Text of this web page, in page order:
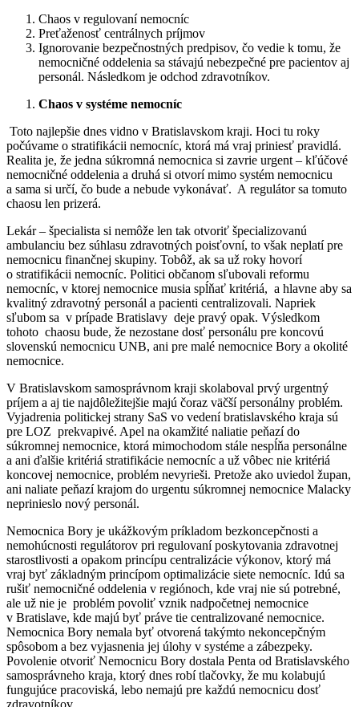
Chaos v regulovaní nemocníc
Preťaženosť centrálnych príjmov
Ignorovanie bezpečnostných predpisov, čo vedie k tomu, že
nemocničné oddelenia sa stávajú nebezpečné pre pacientov aj
personál. Následkom je odchod zdravotníkov.
Chaos v systéme nemocníc
Toto najlepšie dnes vidno v Bratislavskom kraji. Hoci tu roky
počúvame o stratifikácii nemocníc, ktorá má vraj priniesť pravidlá.
Realita je, že jedna súkromná nemocnica si zavrie urgent – kľúčové
nemocničné oddelenia a druhá si otvorí mimo systém nemocnicu
a sama si určí, čo bude a nebude vykonávať. A regulátor sa tomuto
chaosu len prizerá.
Lekár – špecialista si nemôže len tak otvoriť špecializovanú
ambulanciu bez súhlasu zdravotných poisťovní, to však neplatí pre
nemocnicu finančnej skupiny. Tobôž, ak sa už roky hovorí
o stratifikácii nemocníc. Politici občanom sľubovali reformu
nemocníc, v ktorej nemocnice musia spĺňať kritériá, a hlavne aby sa
kvalitný zdravotný personál a pacienti centralizovali. Napriek
sľubom sa v prípade Bratislavy deje pravý opak. Výsledkom
tohoto chaosu bude, že nezostane dosť personálu pre koncovú
slovenskú nemocnicu UNB, ani pre malé nemocnice Bory a okolité
nemocnice.
V Bratislavskom samosprávnom kraji skolaboval prvý urgentný
príjem a aj tie najdôležitejšie majú čoraz väčší personálny problém.
Vyjadrenia politickej strany SaS vo vedení bratislavského kraja sú
pre LOZ prekvapivé. Apel na okamžité naliatie peňazí do
súkromnej nemocnice, ktorá mimochodom stále nespĺňa personálne
a ani ďalšie kritériá stratifikácie nemocníc a už vôbec nie kritériá
koncovej nemocnice, problém nevyrieši. Pretože ako uviedol župan,
ani naliate peňazí krajom do urgentu súkromnej nemocnice Malacky
neprinieslo nový personál.
Nemocnica Bory je ukážkovým príkladom bezkoncepčnosti a
nemohúcnosti regulátorov pri regulovaní poskytovania zdravotnej
starostlivosti a opakom princípu centralizácie výkonov, ktorý má
vraj byť základným princípom optimalizácie siete nemocníc. Idú sa
rušiť nemocničné oddelenia v regiónoch, kde vraj nie sú potrebné,
ale už nie je problém povoliť vznik nadpočetnej nemocnice
v Bratislave, kde majú byť práve tie centralizované nemocnice.
Nemocnica Bory nemala byť otvorená takýmto nekoncepčným
spôsobom a bez vyjasnenia jej úlohy v systéme a zábezpeky.
Povolenie otvoriť Nemocnicu Bory dostala Penta od Bratislavského
samosprávneho kraja, ktorý dnes robí tlačovky, že mu kolabujú
fungujúce pracoviská, lebo nemajú pre každú nemocnicu dosť